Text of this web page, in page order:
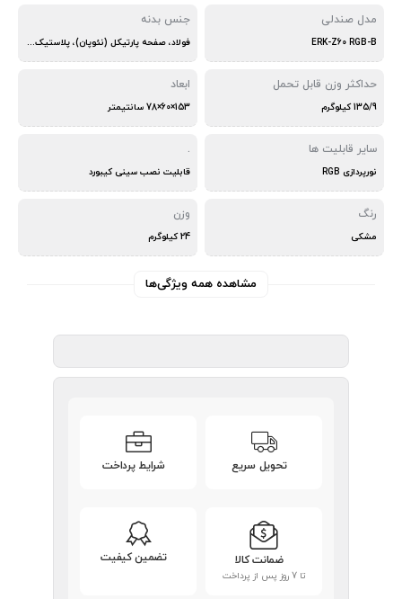
مدل صندلی
ERK-Z60 RGB-B
جنس بدنه
فولاد، صفحه پارتیکل (نئوپان)، پلاستیک ABS
حداکثر وزن قابل تحمل
135/9 کیلوگرم
ابعاد
153×60×78 سانتیمتر
سایر قابلیت ها
نورپردازی RGB
.
قابلیت نصب سینی کیبورد
رنگ
مشکی
وزن
24 کیلوگرم
مشاهده همه ویژگی‌ها
تحویل سریع شرایط پرداخت
ضمانت کالا
تا 7 روز پس از پرداخت
تضمین کیفیت